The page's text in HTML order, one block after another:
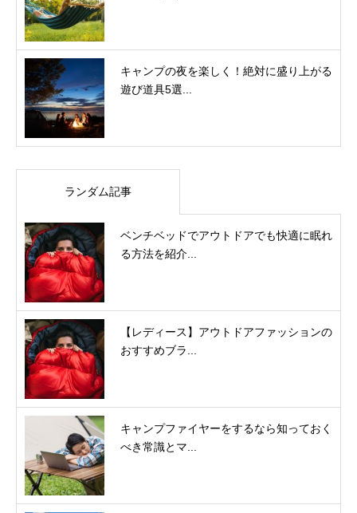
キャンプの夜を楽しく！絶対に盛り上がる
遊び道具5選...
ランダム記事
ベンチベッドでアウトドアでも快適に眠れ
る方法を紹介...
【レディース】アウトドアファッションの
おすすめブラ...
キャンプファイヤーをするなら知っておく
べき常識とマ...